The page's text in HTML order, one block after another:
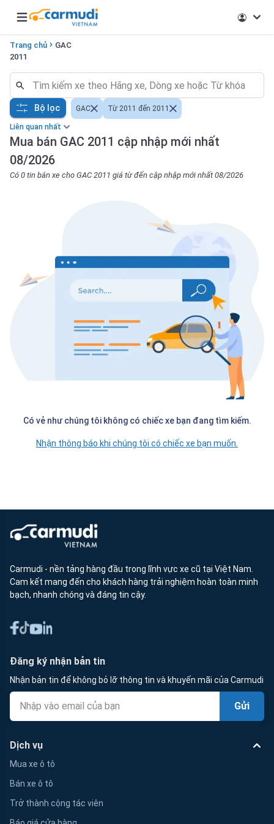
Open main menu
Trang chủ
GAC
2011
Liên quan nhất
Mua bán GAC 2011 cập nhập mới nhất
08/2026
Có 0 tin bán xe cho GAC 2011 giá từ đến cập nhập mới nhất 08/2026
Bộ lọc GAC Từ 2011 đến 2011
Có vẻ như chúng tôi không có chiếc xe bạn đang tìm kiếm.
Nhận thông báo khi chúng tôi có chiếc xe bạn muốn.
Carmudi - nền tảng hàng đầu trong lĩnh vực xe cũ tại Việt Nam.
Cam kết mang đến cho khách hàng trải nghiệm hoàn toàn minh
bạch, nhanh chóng và đáng tin cậy.
Đăng ký nhận bản tin
Nhận bản tin để không bỏ lỡ thông tin và khuyến mãi của Carmudi
Gửi
Dịch vụ
Mua xe ô tô
Bán xe ô tô
Trở thành cộng tác viên